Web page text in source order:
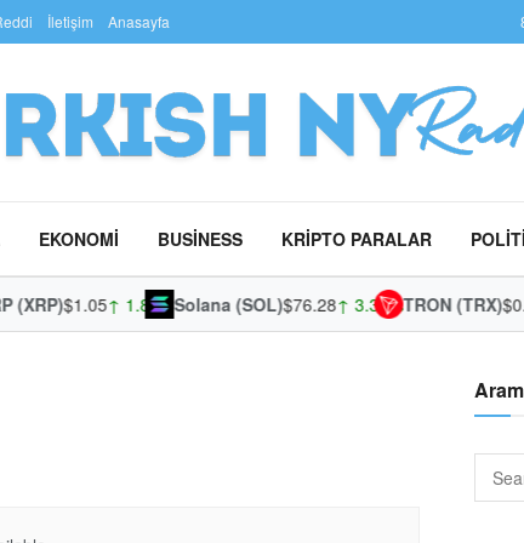
İletişim Anasayfa
EKONOMI BUSINESS KRIPTO PARALAR
(XRP)$1.05↑ 1.87%Solana (SOL)$76.28↑ 3.30%TRON (TRX)